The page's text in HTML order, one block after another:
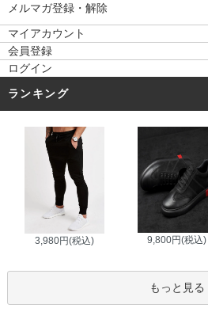
メルマガ登録・解除
マイアカウント
会員登録
ログイン
ランキング
3,980円(税込) 9,800円(税込)
もっと見る